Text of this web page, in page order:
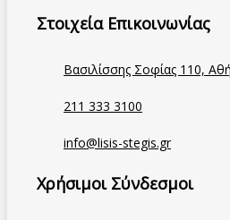
Στοιχεία Επικοινωνίας
Βασιλίσσης Σοφίας 110,
211 333 3100
info@lisis-stegis.gr
Χρήσιμοι Σύνδεσμοι